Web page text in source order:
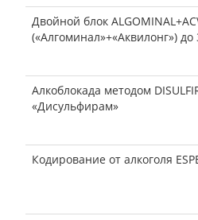
Двойной блок
(«Алгоминал»+«Аквилонг») до
Алкоблокада методом
«Дисульфирам»
Кодирование от алкоголя